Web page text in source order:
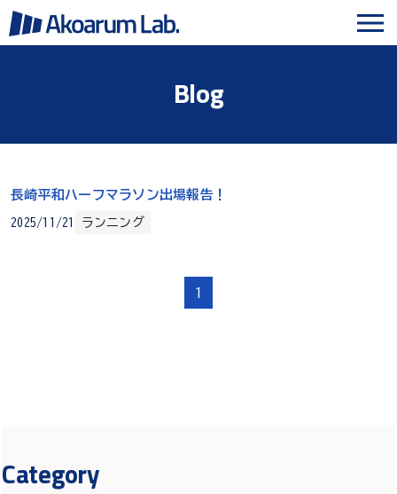
Blog
長崎平和ハーフマラソン出場報告！
2025/11/21 ランニング
1
Category